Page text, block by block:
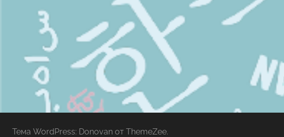
Тема WordPress: Donovan от ThemeZee.